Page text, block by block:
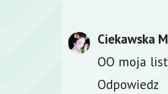
Ciekawska
OO moja
Odpowiedz